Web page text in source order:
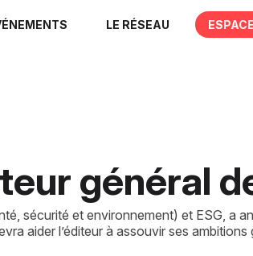
LE RÉSEAU
général
sécurité et environnement) et ESG, a
aider l’éditeur à assouvir ses